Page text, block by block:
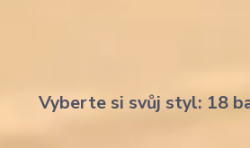
Vyberte si svůj styl: 18